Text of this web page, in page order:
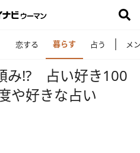
恋する 暮らす 占う メ
み⁉ 占い好き100
や好きな占い